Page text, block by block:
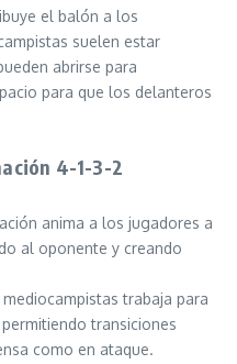
el balón a los
suelen estar
abrirse para
para que los delanteros
4-1-3-2
anima a los jugadores a
al oponente y creando
trabaja para
transiciones
como en ataque.